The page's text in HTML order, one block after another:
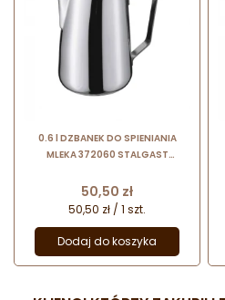
0.6 l DZBANEK DO SPIENIANIA
MLEKA 372060 STALGAST
Cena
50,50 zł
50,50 zł / 1 szt.
Dodaj do koszyka